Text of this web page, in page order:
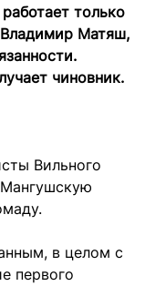
только
Владимир Матяш,
чиновник.
Вильного
Мангушскую
в целом с
первого